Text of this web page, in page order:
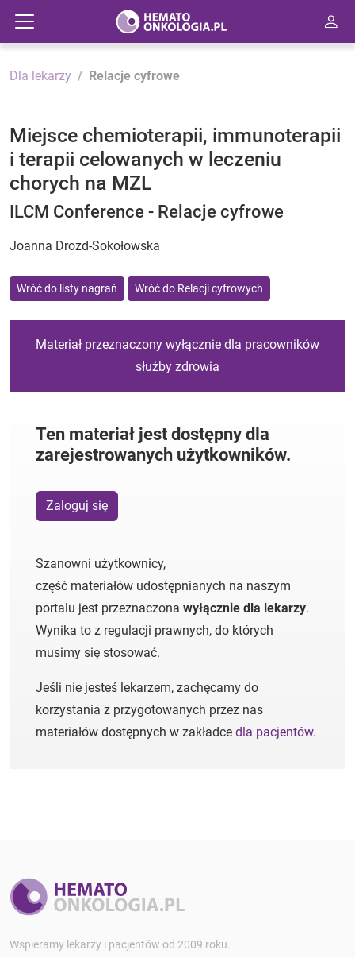
Dla lekarzy Relacje cyfrowe
Miejsce chemioterapii, immunoterapii
i terapii celowanych w leczeniu
chorych na MZL
ILCM Conference - Relacje cyfrowe
Joanna Drozd-Sokołowska
Wróć do listy nagrań Wróć do Relacji cyfrowych
Materiał przeznaczony wyłącznie dla pracowników
służby zdrowia
Ten materiał jest dostępny dla
zarejestrowanych użytkowników.
Zaloguj się
Szanowni użytkownicy,
część materiałów udostępnianych na naszym
portalu jest przeznaczona wyłącznie dla lekarzy.
Wynika to z regulacji prawnych, do których
musimy się stosować.
Jeśli nie jesteś lekarzem, zachęcamy do
korzystania z przygotowanych przez nas
materiałów dostępnych w zakładce dla pacjentów.
Wspieramy lekarzy i pacjentów od 2009 roku.